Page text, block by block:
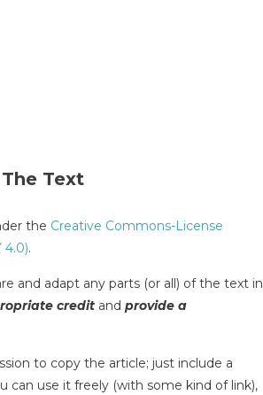
Text
the Creative Commons-License
4.0).
and adapt any parts (or all) of the text in
credit and provide a
to copy the article; just include a
can use it freely (with some kind of link),